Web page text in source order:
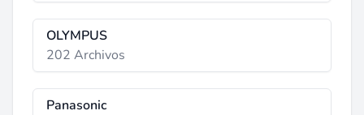
OLYMPUS
202 Archivos
Panasonic